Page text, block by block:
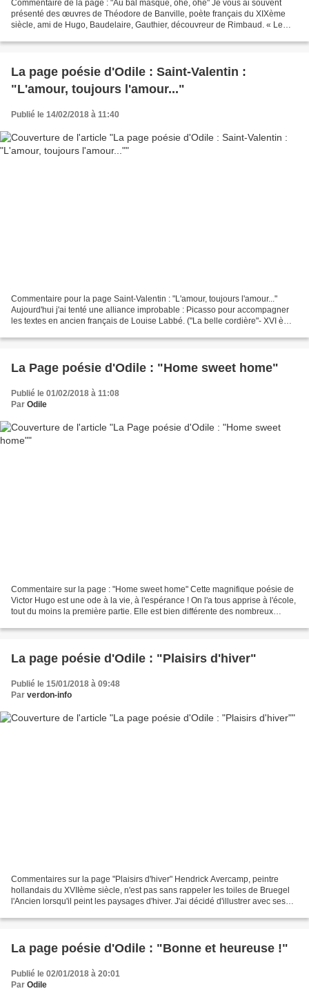
Commentaire de la page : "Au bal masqué, ohé, ohé" Je vous ai souvent
présenté des œuvres de Théodore de Banville, poète français du XIXème
siècle, ami de Hugo, Baudelaire, Gauthier, découvreur de Rimbaud. « Le
La page poésie d'Odile : Saint-Valentin :
"L'amour, toujours l'amour..."
Publié le 14/02/2018 à 11:40
Commentaire pour la page Saint-Valentin : "L'amour, toujours l'amour..."
Aujourd'hui j'ai tenté une alliance improbable : Picasso pour accompagner
les textes en ancien français de Louise Labbé. ("La belle cordière"- XVI ème
La Page poésie d'Odile : "Home sweet home"
Publié le 01/02/2018 à 11:08
Par Odile
Commentaire sur la page : "Home sweet home" Cette magnifique poésie de
Victor Hugo est une ode à la vie, à l'espérance ! On l'a tous apprise à l'école,
tout du moins la première partie. Elle est bien différente des nombreux
La page poésie d'Odile : "Plaisirs d'hiver"
Publié le 15/01/2018 à 09:48
Par verdon-info
Commentaires sur la page "Plaisirs d'hiver" Hendrick Avercamp, peintre
hollandais du XVIIème siècle, n'est pas sans rappeler les toiles de Bruegel
l'Ancien lorsqu'il peint les paysages d'hiver. J'ai décidé d'illustrer avec ses
La page poésie d'Odile : "Bonne et heureuse !"
Publié le 02/01/2018 à 20:01
Par Odile